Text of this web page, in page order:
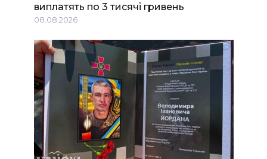
виплатять по 3 тисячі гривень
08.08.2026